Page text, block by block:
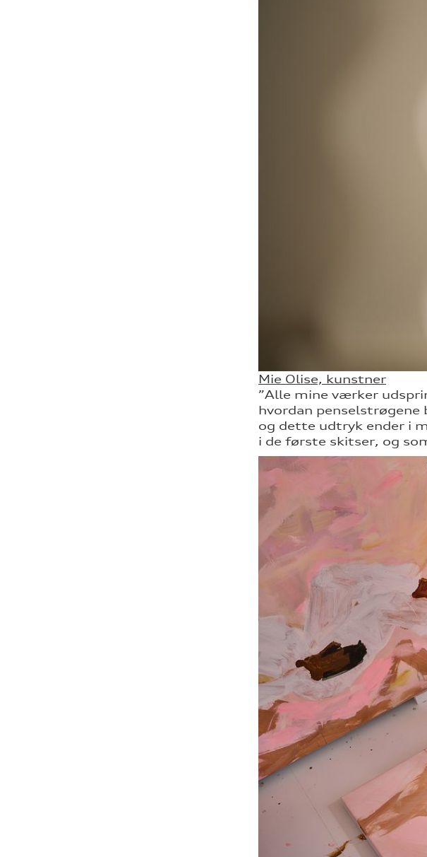
Mie Olise, kunstner
”Alle mine værker
hvordan
og dette udtryk ender i
i de første skitser, og